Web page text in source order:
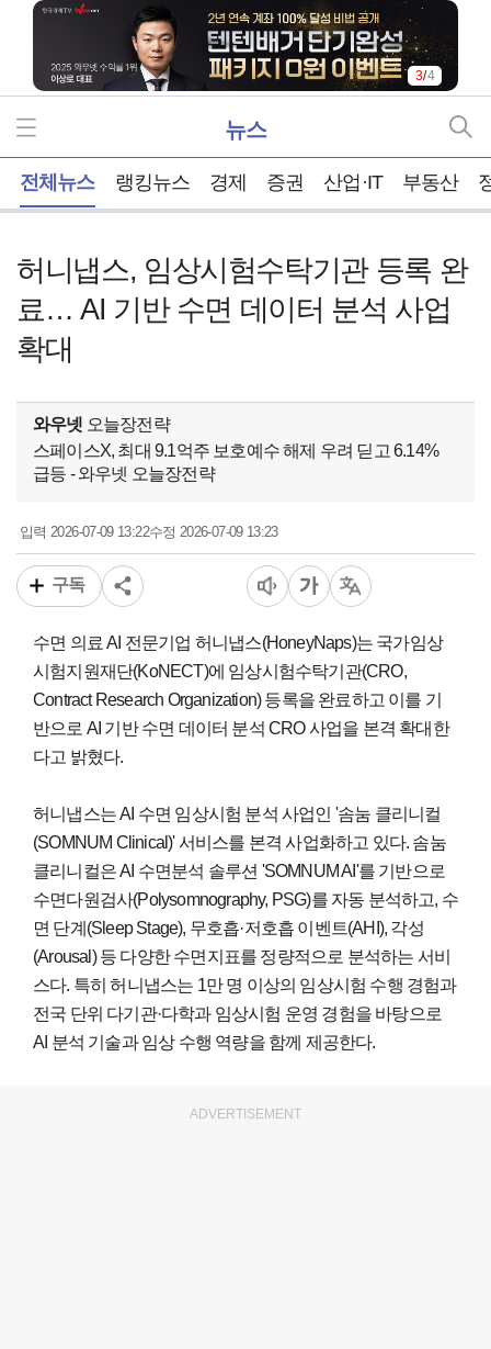
3/4
뉴스
전체뉴스 랭킹뉴스 경제 증권 산업·IT 부동산
허니냅스, 임상시험수탁기관 등록 완
료… AI 기반 수면 데이터 분석 사업
확대
와우넷 오늘장전략
스페이스X, 최대 9.1억주 보호예수 해제 우려 딛고 6.14%
급등 - 와우넷 오늘장전략
입력 2026-07-09 13:22수정 2026-07-09 13:23
구독
수면 의료 AI 전문기업 허니냅스(HoneyNaps)는 국가임상
시험지원재단(KoNECT)에 임상시험수탁기관(CRO,
Contract Research Organization) 등록을 완료하고 이를 기
반으로 AI 기반 수면 데이터 분석 CRO 사업을 본격 확대한
다고 밝혔다.
허니냅스는 AI 수면 임상시험 분석 사업인 '솜눔 클리니컬
(SOMNUM Clinical)' 서비스를 본격 사업화하고 있다. 솜눔
클리니컬은 AI 수면분석 솔루션 'SOMNUM AI'를 기반으로
수면다원검사(Polysomnography, PSG)를 자동 분석하고, 수
면 단계(Sleep Stage), 무호흡·저호흡 이벤트(AHI), 각성
(Arousal) 등 다양한 수면지표를 정량적으로 분석하는 서비
스다. 특히 허니냅스는 1만 명 이상의 임상시험 수행 경험과
전국 단위 다기관·다학과 임상시험 운영 경험을 바탕으로
AI 분석 기술과 임상 수행 역량을 함께 제공한다.
ADVERTISEMENT